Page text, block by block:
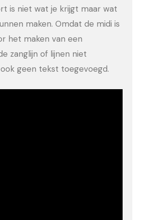
is niet wat je krijgt maar wat
maken. Omdat de midi is
het maken van een
zanglijn of lijnen niet
geen tekst toegevoegd.